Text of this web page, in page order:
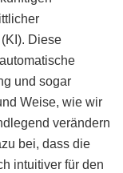
(KI). Diese
und sogar
Weise, wie wir
verändern
bei, dass die
intuitiver für den